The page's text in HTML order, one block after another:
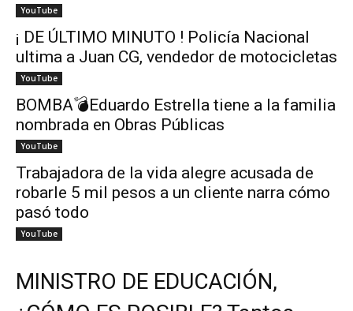
YouTube
¡ DE ÚLTIMO MINUTO ! Policía Nacional
ultima a Juan CG, vendedor de motocicletas
YouTube
BOMBA💣Eduardo Estrella tiene a la familia
nombrada en Obras Públicas
YouTube
Trabajadora de la vida alegre acusada de
robarle 5 mil pesos a un cliente narra cómo
pasó todo
YouTube
MINISTRO DE EDUCACIÓN,